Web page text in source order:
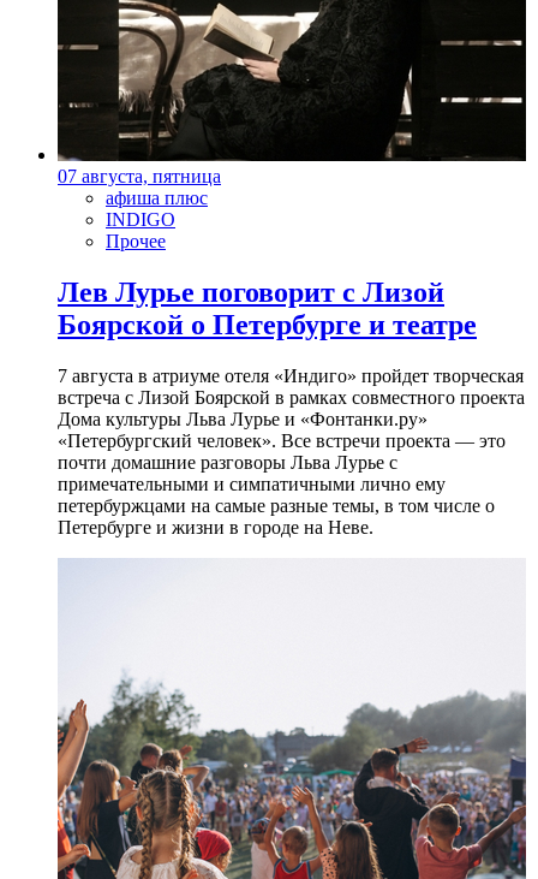
07 августа, пятница
афиша плюс
INDIGO
Прочее
Лев Лурье поговорит с Лизой
Боярской о Петербурге и театре
7 августа в атриуме отеля «Индиго» пройдет творческая
встреча с Лизой Боярской в рамках совместного проекта
Дома культуры Льва Лурье и «Фонтанки.ру»
«Петербургский человек». Все встречи проекта — это
почти домашние разговоры Льва Лурье с
примечательными и симпатичными лично ему
петербуржцами на самые разные темы, в том числе о
Петербурге и жизни в городе на Неве.